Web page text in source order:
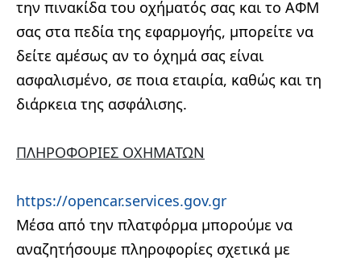
την πινακίδα του οχήματός σας και το ΑΦΜ
σας στα πεδία της εφαρμογής, μπορείτε να
δείτε αμέσως αν το όχημά σας είναι
ασφαλισμένο, σε ποια εταιρία, καθώς και τη
διάρκεια της ασφάλισης.
ΠΛΗΡΟΦΟΡΙΕΣ ΟΧΗΜΑΤΩΝ
https://opencar.services.gov.gr
Μέσα από την πλατφόρμα μπορούμε να
αναζητήσουμε πληροφορίες σχετικά με